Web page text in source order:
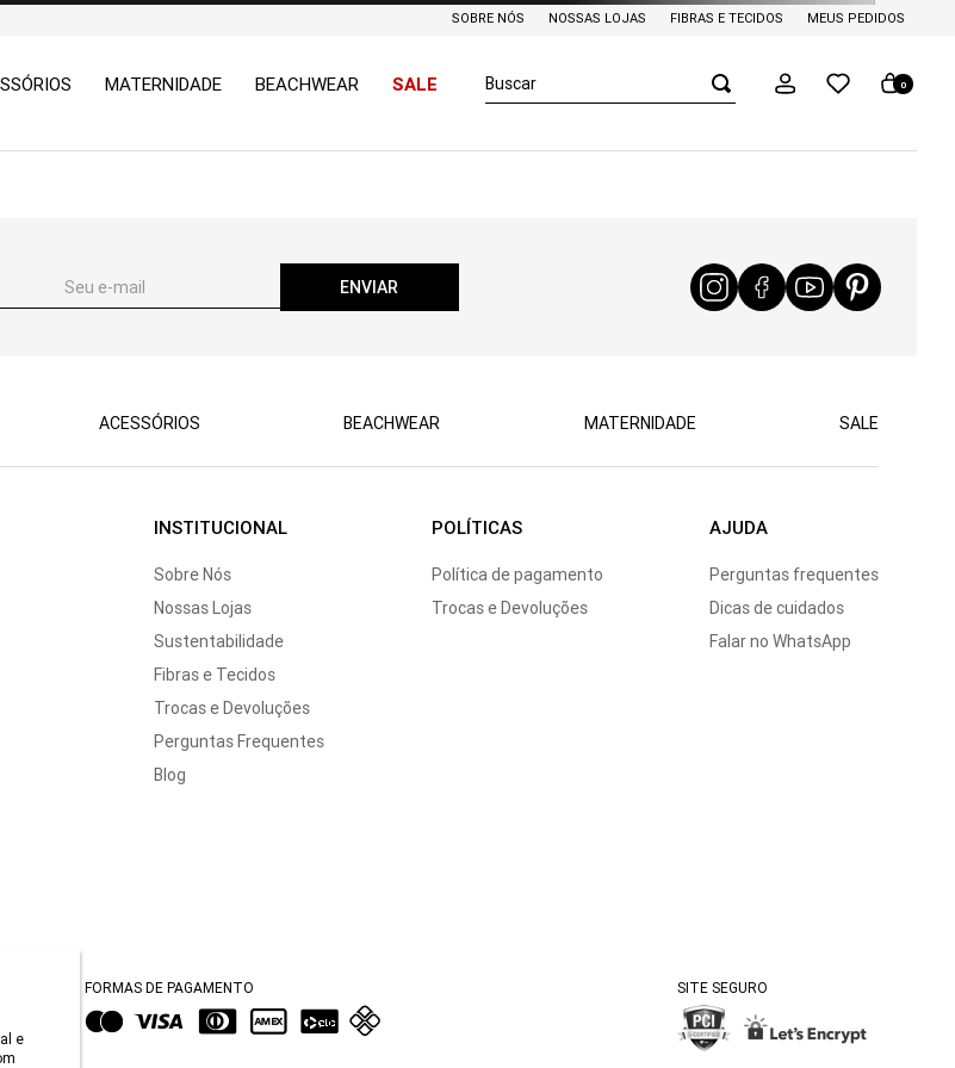
SOBRE NÓS NOSSAS LOJAS FIBRAS E TECIDOS MEUS PEDIDOS
MATERNIDADE BEACHWEAR SALE Buscar 0
e
ENVIAR
ACESSÓRIOS BEACHWEAR MATERNIDADE SALE
INSTITUCIONAL
Sobre Nós
Nossas Lojas
Sustentabilidade
Fibras e Tecidos
Trocas e Devoluções
Perguntas Frequentes
Blog
POLÍTICAS
Política de pagamento
Trocas e Devoluções
AJUDA
Perguntas frequentes
Dicas de cuidados
Falar no WhatsApp
FORMAS DE PAGAMENTO SITE SEGURO